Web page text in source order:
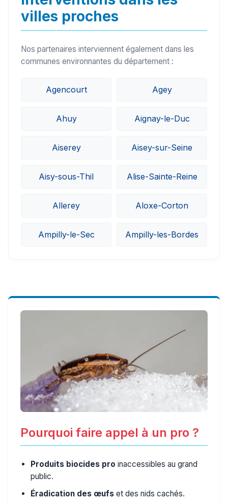
villes proches
Nos partenaires interviennent également dans les
communes environnantes du département :
Agencourt Agey
Ahuy Aignay-le-Duc
Aiserey Aisey-sur-Seine
Aisy-sous-Thil Alise-Sainte-Reine
Allerey Aloxe-Corton
Ampilly-le-Sec Ampilly-les-Bordes
Pourquoi faire appel à un pro ?
Produits biocides pro inaccessibles au grand
public.
Éradication des œufs et des nids cachés.